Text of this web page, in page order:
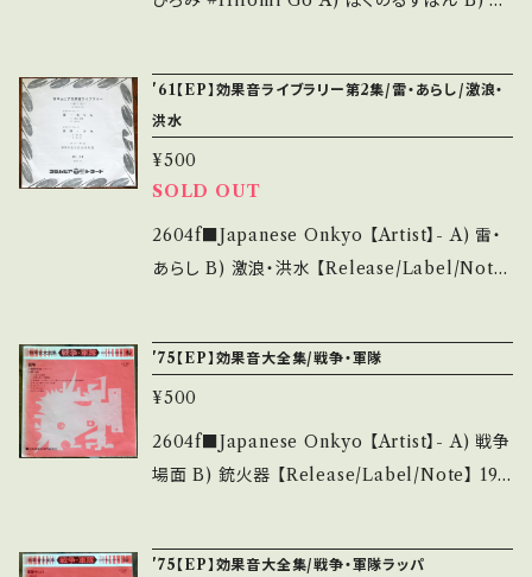
明】 S・新品未開封など A・綺麗・キズ等も無く、
痛みも薄い B・多少痛み・キズなど見られる C・
痛み多・キズ多く痛み多 *その他、+ - で補足し
ています。 *中古という事をご理解して頂ける方
のご購入をお願い致します。 Please purchase
it if you understand that it is second han
thebase.in/items/14252144 お知らせ等は、A
びっこ作詞家大賞作 補作:松本隆、作曲・編曲:
穂口雄右/ジャケ画:里中満智子 ■参考視聴■
https://youtu.be/gJEiO3smwTo?si=-Ohy
PPTiDQXdA_8C 【Condition】 Jacket/Rec
ord：B/A (国内盤/見本) _____________
____________ 【About the state/状態
C・痛み多・キズ多く痛み多 *その他、+ - で補足
しています。 *中古という事をご理解して頂ける
方のご購入をお願い致します。 Please purcha
se it if you understand that it is second
tsu.thebase.in/items/14252144 お知らせ等
'61【EP】効果音ライブラリー第2集/雷・あらし/激浪・
洪水
¥500
SOLD OUT
2604f■Japanese Onkyo 【Artist】- A) 雷・
あらし B) 激浪・洪水 【Release/Label/Not
内盤) ________________________
_ 【About the state/状態説明】 S・新品未開
封など A・綺麗・キズ等も無く、痛みも薄い B・多
少痛み・キズなど見られる C・痛み多・キズ多く
致します。 Please purchase it if you under
'75【EP】効果音大全集/戦争・軍隊
¥500
2604f■Japanese Onkyo 【Artist】- A) 戦争
場面 B) 銃火器 【Release/Label/Note】 197
'75【EP】効果音大全集/戦争・軍隊ラッパ